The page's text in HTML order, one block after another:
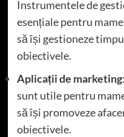
Instrumentele de
esențiale pentru
să își gestioneze
obiectivele.
Aplicații de marketing
sunt utile pentru
să își promoveze
obiectivele.